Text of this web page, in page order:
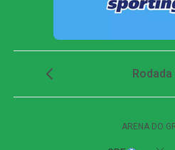
Dois minutos mais tarde, Yuri
finalizar bem e chutou em cima
O Athletico-PR respondeu aos
finalização, porém, explodiu no